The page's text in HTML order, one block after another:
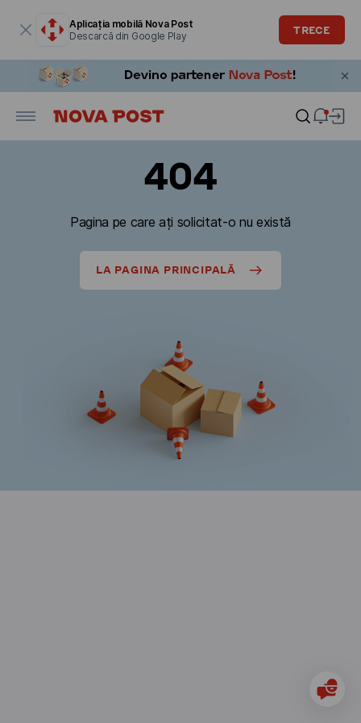
Aplicația mobilă Nova Post
Descarcă din Google Play
TRECE
404
Pagina pe care ați solicitat-o nu există
LA PAGINA PRINCIPALĂ